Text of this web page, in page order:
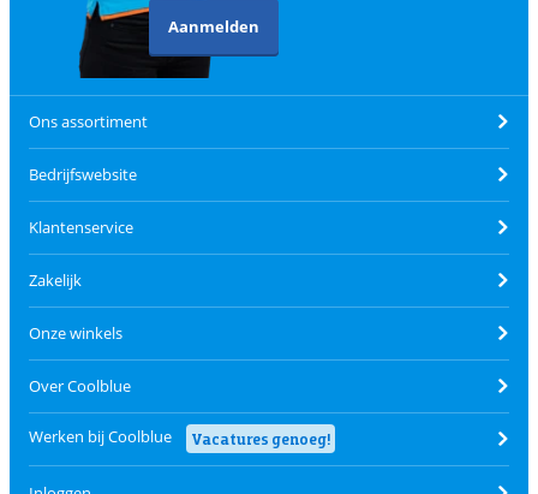
Aanmelden
Ons assortiment
Bedrijfswebsite
Klantenservice
Zakelijk
Onze winkels
Over Coolblue
Werken bij Coolblue Vacatures genoeg!